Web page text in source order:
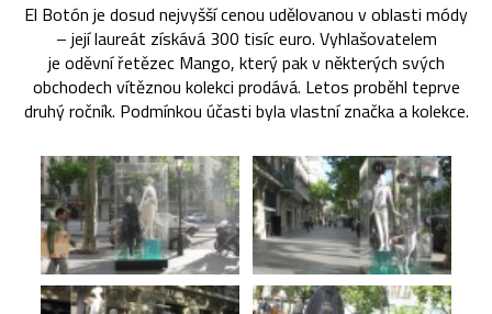
El Botón je dosud nejvyšší cenou udělovanou v oblasti módy
– její laureát získává 300 tisíc euro. Vyhlašovatelem
je oděvní řetězec Mango, který pak v některých svých
obchodech vítěznou kolekci prodává. Letos proběhl teprve
druhý ročník. Podmínkou účasti byla vlastní značka a kolekce.